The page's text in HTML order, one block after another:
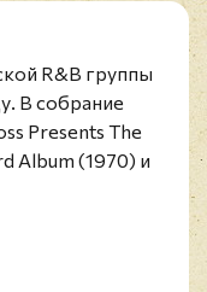
R&B группы
В собрание
Presents The
Album (1970) и
пятеро